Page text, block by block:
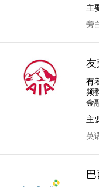
主
旁
友
有
频
金
主
英